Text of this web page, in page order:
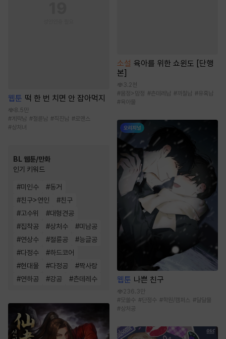
웹툰 떡 한 번 치면 안 잡아먹지
8.5만
# 계략남 #절륜남 #직진남 #로맨스
#상처녀
BL 웹툰/만화
인기 키워드
#미인수 #동거
#친구>연인 #친구
#고수위 #대형견공
#집착공 #상처수 #미남공
#연상수 #절륜공 #능글공
#다정수 #하드코어
#현대물 #다정공 #짝사랑
#연하공 #강공 #츤데레수
소설 육아를 위한 쇼윈도 [단행
본]
3.2천
#몸정>맘정 #츤데레남 #까칠남 #유혹남
#육아물
웹툰 나쁜 친구
236.3만
#모쏠수 #단정수 #학원/캠퍼스 #달달물
#상처공